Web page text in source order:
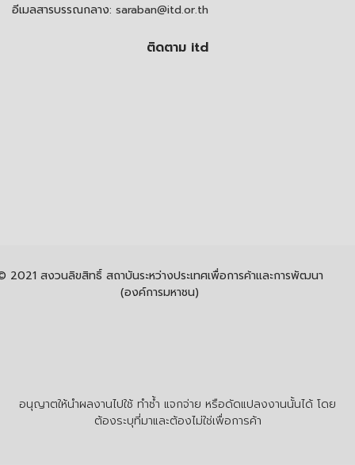
อีเมลสารบรรณกลาง: saraban@itd.or.th
ติดตาม itd
อนุญาตให้นำผลงานไปใช้ ทำซ้ำ แจกจ่าย หรือดัดแปลงงานนั้นได้ โดย
ต้องระบุที่มาและต้องไม่ใช่เพื่อการค้า
2021 สงวนลิขสิทธิ์ สถาบันระหว่างประเทศเพื่อการค้าและการพัฒนา
(องค์การมหาชน)